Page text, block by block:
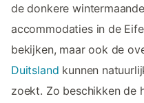
de donkere
accommodaties in de
bekijken, maar ook de
Duitsland kunnen
zoekt. Zo beschikken de